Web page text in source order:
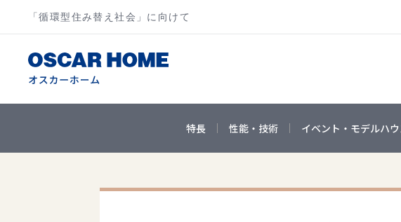
「循環型住み替え社会」に向けて
特長 性能・技術 イベント・モデルハ